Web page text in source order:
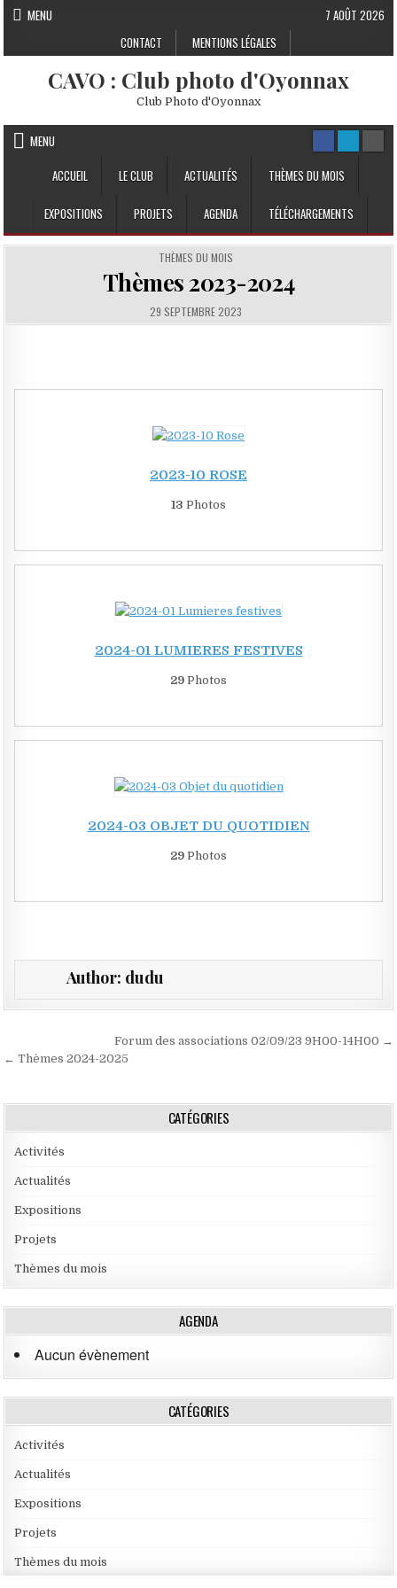
Skip to content
MENU
CONTACT
MENTIONS LÉGALES
7 AOÛT 2026
CAVO : Club photo d'Oyonnax
Club Photo d'Oyonnax
MENU
ACCUEIL
LE CLUB ACTUALITÉS THÈMES DU MOIS
EXPOSITIONS PROJETS AGENDA TÉLÉCHARGEMENTS
POSTED IN
THÈMES DU MOIS
Thèmes 2023-2024
PUBLISHED DATE:
29 SEPTEMBRE 2023
2023-10 ROSE
13 Photos
2024-01 LUMIERES FESTIVES
29 Photos
2024-03 OBJET DU QUOTIDIEN
29 Photos
Author: dudu
Navigation de l’article
Forum des associations 02/09/23 9H00-14H00 →
← Thèmes 2024-2025
CATÉGORIES
Activités
Actualités
Expositions
Projets
Thèmes du mois
AGENDA
Aucun évènement
CATÉGORIES
Activités
Actualités
Expositions
Projets
Thèmes du mois